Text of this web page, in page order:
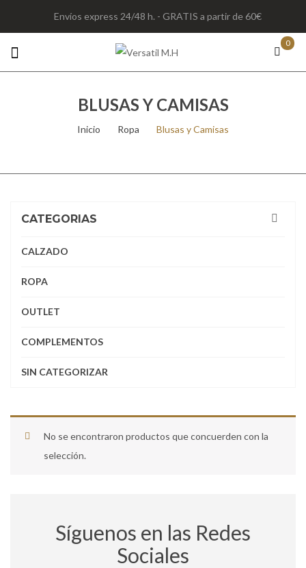
Envíos express 24/48 h. - GRATIS a partir de 60€
0
BLUSAS Y CAMISAS
Inicio Ropa Blusas y Camisas
CATEGORIAS
CALZADO
ROPA
OUTLET
COMPLEMENTOS
SIN CATEGORIZAR
No se encontraron productos que concuerden con la
selección.
Síguenos en las Redes
Sociales